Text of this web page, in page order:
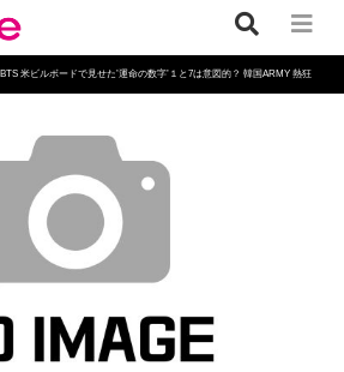
BTS 米ビルボードで見せた’運命の数字’１と7は意図的？ 韓国ARMY 熱狂